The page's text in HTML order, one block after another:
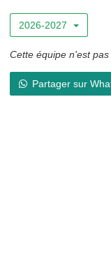
2026-2027
Cette équipe n'est
Partager sur